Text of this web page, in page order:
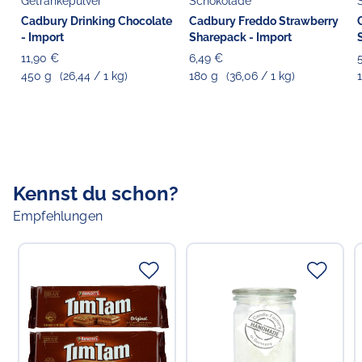
Cadbury Drinking Chocolate
- Import
11,90 €
450 g
(26,44 / 1 kg)
Cadbury Freddo Strawberry
Sharepack - Import
6,49 €
180 g
(36,06 / 1 kg)
Kennst du schon?
Empfehlungen